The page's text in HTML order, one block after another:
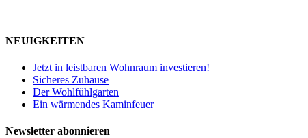
NEUIGKEITEN
Jetzt in leistbaren Wohnraum investieren!
Sicheres Zuhause
Der Wohlfühlgarten
Ein wärmendes Kaminfeuer
Newsletter abonnieren